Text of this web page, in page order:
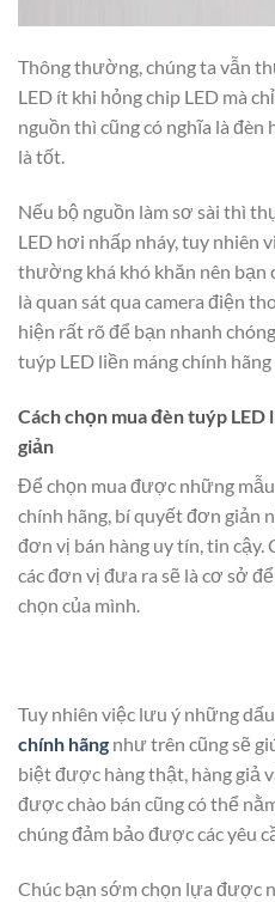
Thông thường,chúng ta vẫn
LED ít khi hỏng chip LED mà
nguồn thì cũng có nghĩa là
là tốt.
Nếu bộ nguồn làm sơ sài thì
LED hơi nhấp nháy, tuy nhiên
thường khá khó khăn nên bạn
là quan sát qua camera điện
hiện rất rõ để bạn nhanh
tuýp LED liền máng chính
Cách chọn mua đèn tuýp LED
giản
Để chọn mua được những
chính hãng, bí quyết đơn giản
đơn vị bán hàng uy tín, tin cậy.
các đơn vị đưa ra sẽ là cơ sở
chọn của mình.
Tuy nhiên việc lưu ý những
chính hãng như trên cũng sẽ
biệt được hàng thật, hàng giả
được chào bán cũng có thể
chúng đảm bảo được các yêu
Chúc bạn sớm chọn lựa được